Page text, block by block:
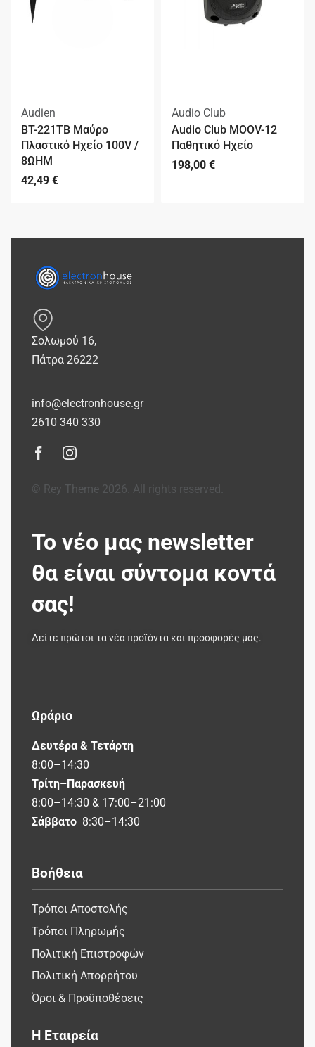
Audien
BT-221TB Μαύρο
Πλαστικό Ηχείο 100V /
8ΩΗΜ
42,49 €
Audio Club
Audio Club MOOV-12
Παθητικό Ηχείο
198,00 €
Σολωμού 16,
Πάτρα 26222
info@electronhouse.gr
2610 340 330
© Rey Theme 2026. All rights reserved.
Το νέο μας newsletter
θα είναι σύντομα κοντά
σας!
Δείτε πρώτοι τα νέα προϊόντα και προσφορές μας.
Ωράριο
Δευτέρα & Τετάρτη
8:00–14:30
Τρίτη–Παρασκευή
8:00–14:30 & 17:00–21:00
Σάββατο 8:30–14:30
Βοήθεια
Τρόποι Αποστολής
Τρόποι Πληρωμής
Πολιτική Επιστροφών
Πολιτική Απορρήτου
Όροι & Προϋποθέσεις
Η Εταιρεία